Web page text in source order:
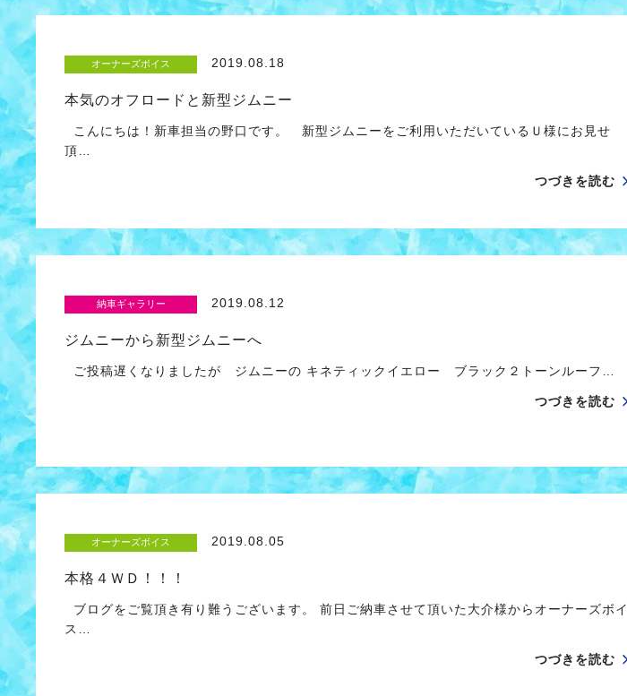
オーナーズボイス 2019.08.18
本気のオフロードと新型ジムニー
こんにちは！新車担当の野口です。 新型ジムニーをご利用いただいているＵ様にお見せ
頂…
つづきを読む
納車ギャラリー 2019.08.12
ジムニーから新型ジムニーへ
ご投稿遅くなりましたが ジムニーの キネティックイエロー ブラック２トーンルーフ…
つづきを読む
オーナーズボイス 2019.08.05
本格４ＷＤ！！！
ブログをご覧頂き有り難うございます。 前日ご納車させて頂いた大介様からオーナーズボイ
ス…
つづきを読む